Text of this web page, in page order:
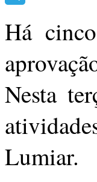
Há
Nesta
Lumiar.